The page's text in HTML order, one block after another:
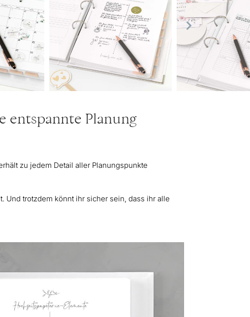
entspannte Planung
zu jedem Detail aller Planungspunkte
Und trotzdem könnt ihr sicher sein, dass ihr alle